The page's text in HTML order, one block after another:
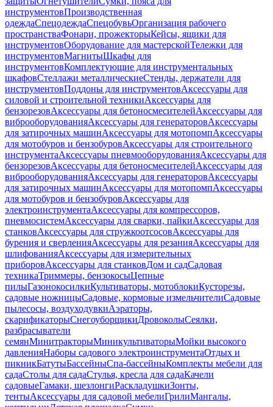
инструментовПроизводственная
одеждаСпецодеждаСпецобувьОрганизация рабочего
пространстваФонари, прожекторыКейсы, ящики для
инструментовОборудование для мастерскойТележки для
инструментовМагнитыШкафы для
инструментовКомплектующие для инструментальных
шкафовСтеллажи металлическиеСтенды, держатели для
инструментовПоддоны для инструментовАксессуары для
силовой и строительной техникиАксессуары для
бензорезовАксессуары для бетоносмесителейАксессуары для
виброоборудованияАксессуары для генераторовАксессуары
для затирочных машинАксессуары для мотопомпАксессуары
для мотобуров и бензобуровАксессуары для строительного
инструментаАксессуары пневмооборудованияАксессуары для
бензорезовАксессуары для бетоносмесителейАксессуары для
виброоборудованияАксессуары для генераторовАксессуары
для затирочных машинАксессуары для мотопомпАксессуары
для мотобуров и бензобуровАксессуары для
электроинструментаАксессуары для компрессоров,
пневмосистемАксессуары для сварки, пайкиАксессуары для
станковАксессуары для стружкоотсосовАксессуары для
бурения и сверленияАксессуары для резанияАксессуары для
шлифованияАксессуары для измерительных
приборовАксессуары для станковДом и садСадовая
техникаТриммеры, бензокосыЦепные
пилыГазонокосилкиКультиваторы, мотоблокиКусторезы,
садовые ножницыСадовые, кормовые измельчителиСадовые
пылесосы, воздуходувкиАэраторы,
скарификаторыСнегоуборщикиДровоколыСеялки,
разбрасыватели
семянМинитракторыМиникультиваторыМойки высокого
давленияНаборы садового электроинструментаОтдых и
пикникБатутыБассейныСпа-бассейныКомплекты мебели для
садаСтолы для садаСтулья, кресла для садаКачели
садовыеГамаки, шезлонгиРаскладушкиЗонты,
тентыАксессуары для садовой мебелиГрилиМангалы,